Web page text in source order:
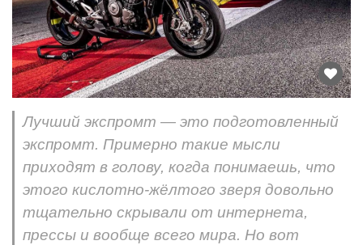
Лучший экспромт — это подготовленный
экспромт. Примерно такие мысли
приходят в голову, когда понимаешь, что
этого кислотно-жёлтого зверя довольно
тщательно скрывали от интернета,
прессы и вообще всего мира. Но вот